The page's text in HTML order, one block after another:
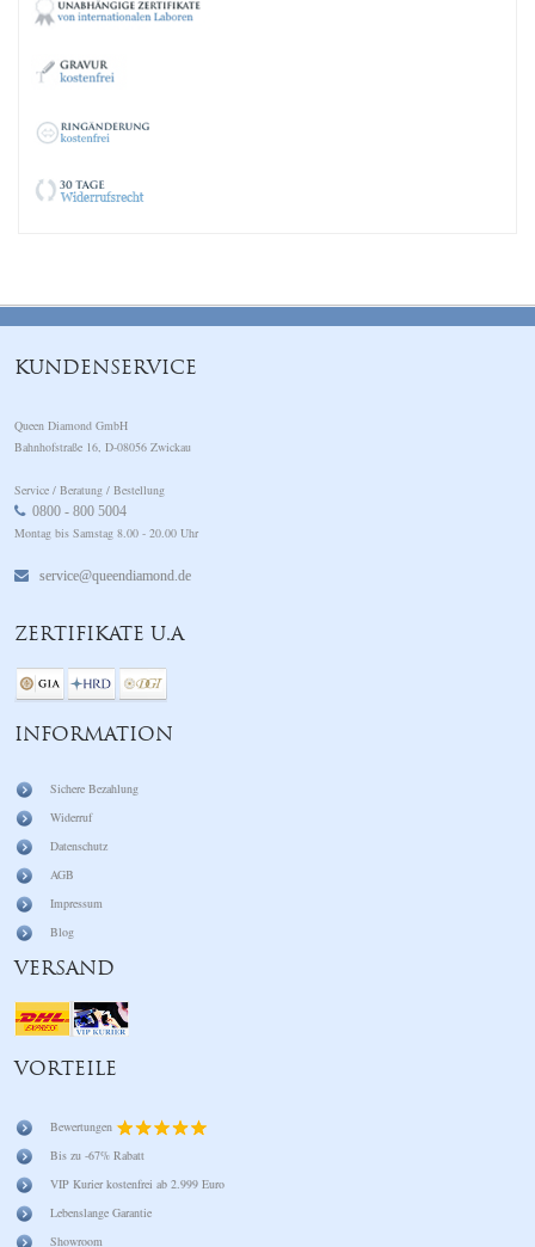
KUNDENSERVICE
Queen Diamond GmbH
Bahnhofstraße 16, D-08056 Zwickau
Service / Beratung / Bestellung
0800 - 800 5004
Montag bis Samstag 8.00 - 20.00 Uhr
service@queendiamond.de
ZERTIFIKATE U.A
INFORMATION
Sichere Bezahlung
Widerruf
Datenschutz
AGB
Impressum
Blog
VERSAND
VORTEILE
Bewertungen
Bis zu -67% Rabatt
VIP Kurier kostenfrei ab 2.999 Euro
Lebenslange Garantie
Showroom